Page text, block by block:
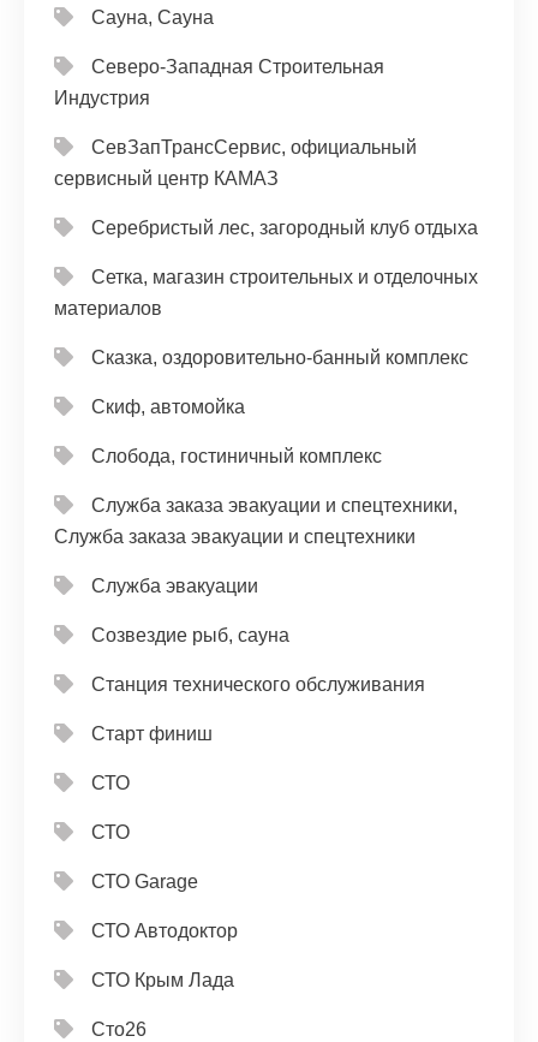
Сауна, Сауна
Северо-Западная Строительная
Индустрия
СевЗапТрансСервис, официальный
сервисный центр КАМАЗ
Серебристый лес, загородный клуб отдыха
Сетка, магазин строительных и отделочных
материалов
Сказка, оздоровительно-банный комплекс
Скиф, автомойка
Слобода, гостиничный комплекс
Служба заказа эвакуации и спецтехники,
Служба заказа эвакуации и спецтехники
Служба эвакуации
Созвездие рыб, сауна
Станция технического обслуживания
Старт финиш
СТО
СТО
СТО Garage
СТО Автодоктор
СТО Крым Лада
Сто26